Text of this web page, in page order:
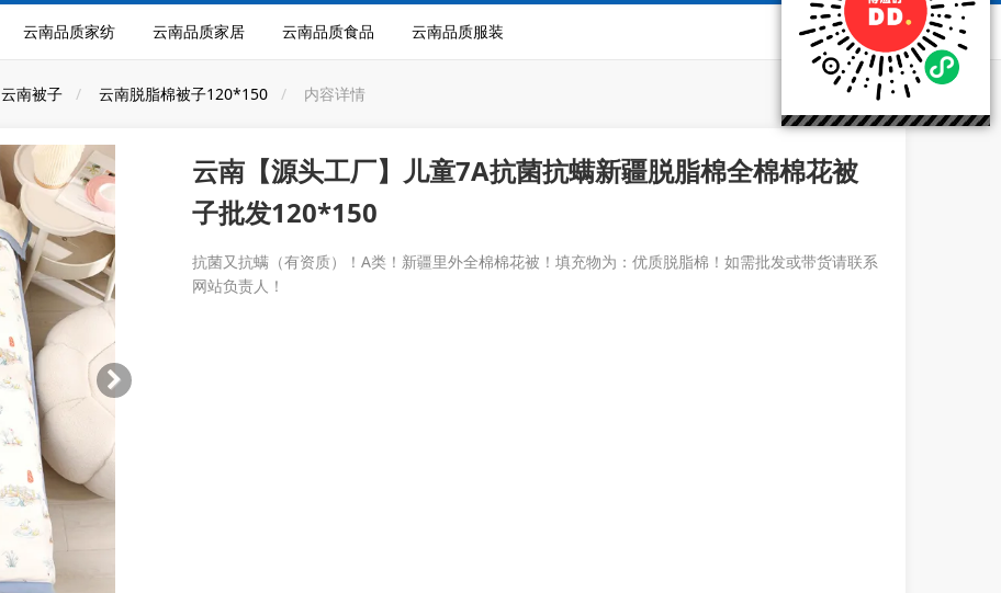
云南品质家纺 云南品质家居 云南品质食品 云南品质服装
云南被子 云南脱脂棉被子120*150 内容详情
云南【源头工厂】儿童7A抗菌抗螨新疆脱脂棉全棉棉花被
子批发120*150
抗菌又抗螨（有资质）！A类！新疆里外全棉棉花被！填充物为：优质脱脂棉！如需批发或带货请联系
网站负责人！